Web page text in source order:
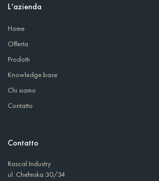
L’azienda
Home
Offerta
Prodotti
Knowledge base
Chi siamo
Contatto
Contatto
Rascal Industry
ul. Chełmska 30/34